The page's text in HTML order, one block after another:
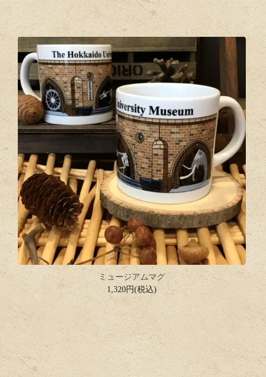
ミュージアムマグ
1,320円(税込)